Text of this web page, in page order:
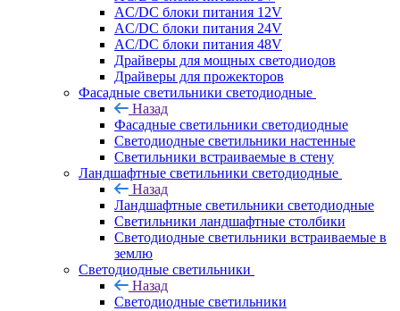
AC/DC блоки питания 12V
AC/DC блоки питания 24V
AC/DC блоки питания 48V
Драйверы для мощных светодиодов
Драйверы для прожекторов
Фасадные светильники светодиодные
Назад
Фасадные светильники светодиодные
Светодиодные светильники настенные
Светильники встраиваемые в стену
Ландшафтные светильники светодиодные
Назад
Ландшафтные светильники светодиодные
Светильники ландшафтные столбики
Светодиодные светильники встраиваемые в
землю
Светодиодные светильники
Назад
Светодиодные светильники